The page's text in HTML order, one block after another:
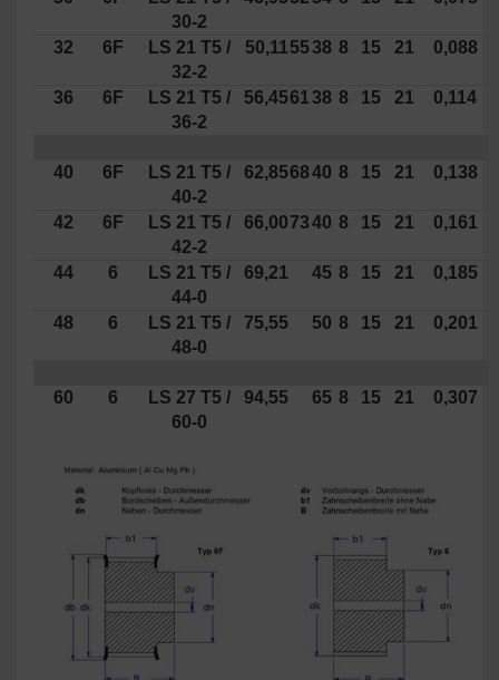
30-2
32 6F LS 21 T5 /
32-2
50,115538 8 15 21 0,088
36 6F LS 21 T5 /
36-2
56,456138 8 15 21 0,114
40 6F LS 21 T5 /
40-2
62,856840 8 15 21 0,138
42 6F LS 21 T5 /
42-2
66,007340 8 15 21 0,161
44 6
LS 21 T5 /
44-0
69,21 45 8 15 21 0,185
48 6
LS 21 T5 /
48-0
75,55 50 8 15 21 0,201
60 6
LS 27 T5 /
60-0
94,55 65 8 15 21 0,307